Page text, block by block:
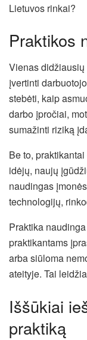
Lietuvos rinkai?
Praktikos
Vienas
įvertinti
stebėti, kaip
darbo įpročiai,
sumažinti riziką
Be to,
idėjų, naujų
naudingas
technologijų,
Praktika
praktikantams
arba siūloma
ateityje. Tai
Iššūkiai
praktiką